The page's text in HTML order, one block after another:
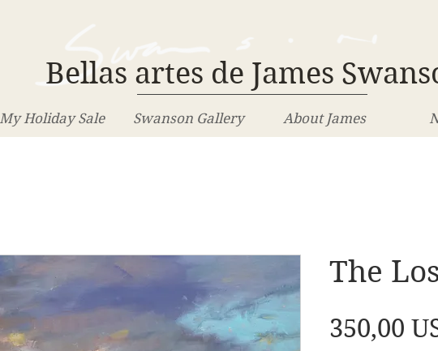
Bellas artes de James
My Holiday Sale Swanson Gallery About James
The
350,00